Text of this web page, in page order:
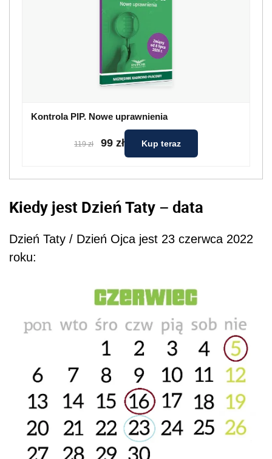
Kontrola PIP. Nowe uprawnienia
119 zł 99 zł Kup teraz
Kiedy jest Dzień Taty – data
Dzień Taty / Dzień Ojca jest 23 czerwca 2022
roku: